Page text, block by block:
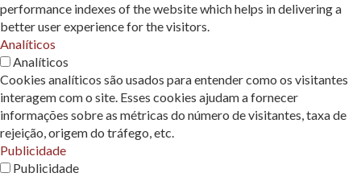
performance indexes of the website which helps in delivering a
better user experience for the visitors.
Analíticos
Analíticos
Cookies analíticos são usados ​​para entender como os visitantes
interagem com o site. Esses cookies ajudam a fornecer
informações sobre as métricas do número de visitantes, taxa de
rejeição, origem do tráfego, etc.
Publicidade
Publicidade